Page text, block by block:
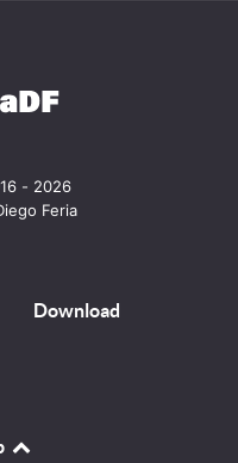
- 2026
Feria
Download